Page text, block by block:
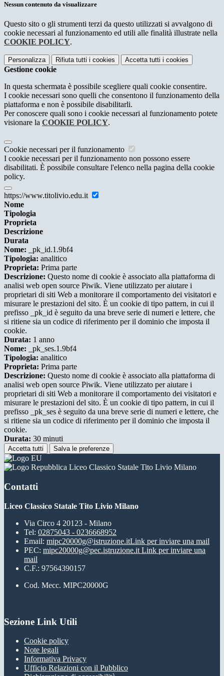
Nessun contenuto da visualizzare
Questo sito o gli strumenti terzi da questo utilizzati si avvalgono di
cookie necessari al funzionamento ed utili alle finalità illustrate nella
COOKIE POLICY.
Personalizza Rifiuta tutti i cookies Accetta tutti i cookies
Gestione cookie
In questa schermata è possibile scegliere quali cookie consentire.
I cookie necessari sono quelli che consentono il funzionamento della
piattaforma e non è possibile disabilitarli.
Per conoscere quali sono i cookie necessari al funzionamento potete
visionare la COOKIE POLICY.
Cookie necessari per il funzionamento
I cookie necessari per il funzionamento non possono essere
disabilitati. È possibile consultare l'elenco nella pagina della cookie
policy.
https://www.titolivio.edu.it
Nome
Tipologia
Proprieta
Descrizione
Durata
Nome: _pk_id.1.9bf4
Tipologia: analitico
Proprieta: Prima parte
Descrizione: Questo nome di cookie è associato alla piattaforma di
analisi web open source Piwik. Viene utilizzato per aiutare i
proprietari di siti Web a monitorare il comportamento dei visitatori e
misurare le prestazioni del sito. È un cookie di tipo pattern, in cui il
prefisso _pk_id è seguito da una breve serie di numeri e lettere, che
si ritiene sia un codice di riferimento per il dominio che imposta il
cookie.
Durata: 1 anno
Nome: _pk_ses.1.9bf4
Tipologia: analitico
Proprieta: Prima parte
Descrizione: Questo nome di cookie è associato alla piattaforma di
analisi web open source Piwik. Viene utilizzato per aiutare i
proprietari di siti Web a monitorare il comportamento dei visitatori e
misurare le prestazioni del sito. È un cookie di tipo pattern, in cui il
prefisso _pk_ses è seguito da una breve serie di numeri e lettere, che
si ritiene sia un codice di riferimento per il dominio che imposta il
cookie.
Durata: 30 minuti
Accetta tutti Salva le preferenze
Liceo Classico Statale Tito Livio Milano
Contatti
Liceo Classico Statale Tito Livio Milano
Via Circo 4 20123 - Milano
Tel: 02875043 - 0236668952
Email: mipc20000g@istruzione.itLink per inviare una mail
PEC: mipc20000g@pec.istruzione.it Link per inviare una
mail
C.F.: 97564390157
Cod. Mecc. MIPC20000G
Sezione Link Utili
Cookie policy
Note legali
Informativa Privacy
Ufficio Relazioni con il Pubblico